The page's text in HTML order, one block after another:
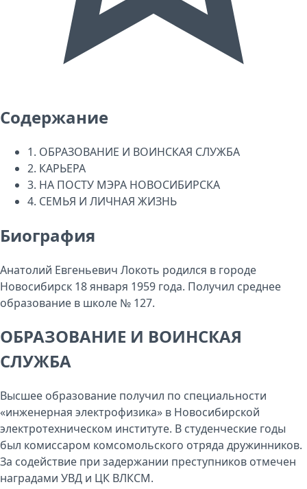
Содержание
1. ОБРАЗОВАНИЕ И ВОИНСКАЯ СЛУЖБА
2. КАРЬЕРА
3. НА ПОСТУ МЭРА НОВОСИБИРСКА
4. СЕМЬЯ И ЛИЧНАЯ ЖИЗНЬ
Биография
Анатолий Евгеньевич Локоть родился в городе
Новосибирск 18 января 1959 года. Получил среднее
образование в школе № 127.
ОБРАЗОВАНИЕ И ВОИНСКАЯ
СЛУЖБА
Высшее образование получил по специальности
«инженерная электрофизика» в Новосибирской
электротехническом институте. В студенческие годы
был комиссаром комсомольского отряда дружинников.
За содействие при задержании преступников отмечен
наградами УВД и ЦК ВЛКСМ.